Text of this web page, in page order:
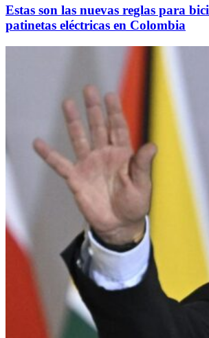
Estas son las nuevas reglas para
patinetas eléctricas en Colombia